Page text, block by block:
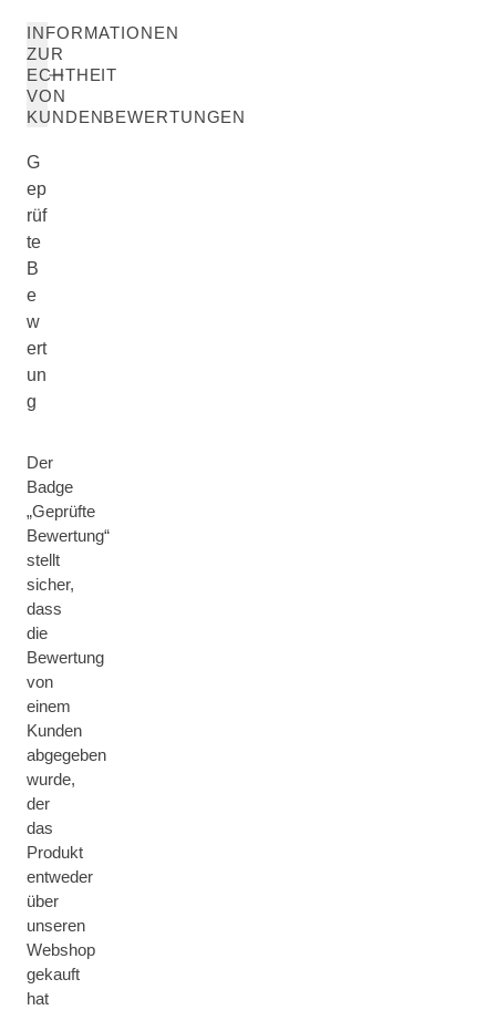
INFORMATIONEN
ZUR
ECHTHEIT
VON
KUNDENBEWERTUNGEN
G
ep
rüf
te
B
e
w
ert
un
g
Der
Badge
„Geprüfte
Bewertung“
stellt
sicher,
dass
die
Bewertung
von
einem
Kunden
abgegeben
wurde,
der
das
Produkt
entweder
über
unseren
Webshop
gekauft
hat